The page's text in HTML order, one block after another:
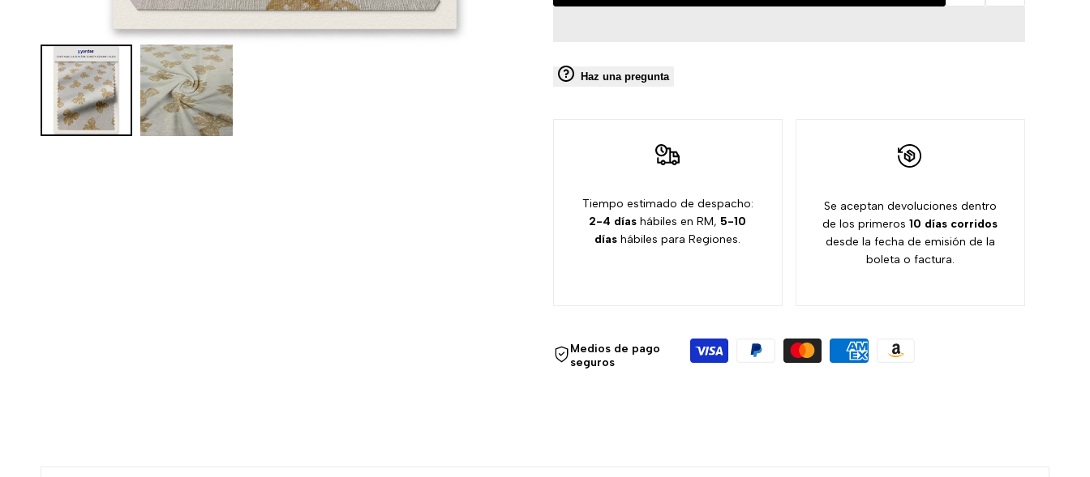
C101 C101
Agregar
deseos
Agregar
Haz una pregunta
Tiempo estimado de despacho:
2-4 días hábiles en RM, 5-10
días hábiles para Regiones.
Se aceptan devoluciones dentro
de los primeros10 días corridos
desde la fecha de emisión de la
boleta o factura.
Medios de pago
seguros